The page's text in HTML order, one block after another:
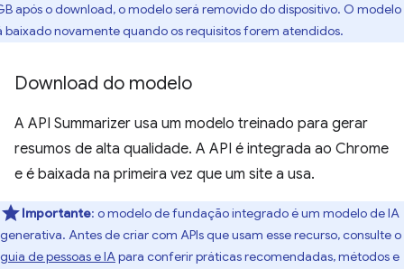
após o download, o modelo será removido do dispositivo. O modelo
baixado novamente quando os requisitos forem atendidos.
Download do modelo
A API Summarizer usa um modelo treinado para gerar
resumos de alta qualidade. A API é integrada ao Chrome
e é baixada na primeira vez que um site a usa.
Importante: o modelo de fundação integrado é um modelo de IA
generativa. Antes de criar com APIs que usam esse recurso, consulte o
guia de pessoas e IApara conferir práticas recomendadas, métodos e